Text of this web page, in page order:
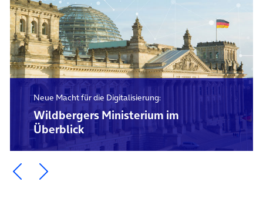
Neue Macht für die Digitalisierung:
Wildbergers Ministerium im
Überblick
Ein Element zurück blättern
Ein Element weiter blättern